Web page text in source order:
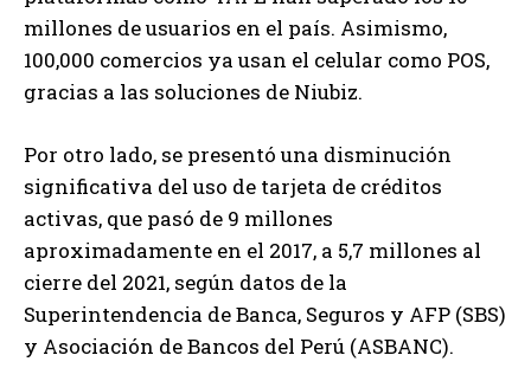
millones de usuarios en el país. Asimismo,
100,000 comercios ya usan el celular como POS,
gracias a las soluciones de Niubiz.
Por otro lado, se presentó una disminución
significativa del uso de tarjeta de créditos
activas, que pasó de 9 millones
aproximadamente en el 2017, a 5,7 millones al
cierre del 2021, según datos de la
Superintendencia de Banca, Seguros y AFP (SBS)
y Asociación de Bancos del Perú (ASBANC).